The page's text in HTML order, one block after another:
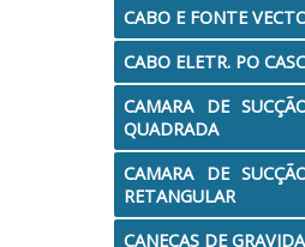
CANECAS DE
CONJ. MANGUEIRA
Equipamento Manual
MANGUEIRA AR
CABO E FONTE
CABO ELETR. PO
CAMARA DE
QUADRADA
CAMARA DE
RETANGULAR
CANECAS DE